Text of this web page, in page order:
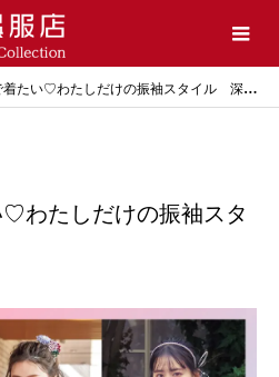
たい♡わたしだけの振袖スタイル 深谷本店
わたしだけの振袖スタ